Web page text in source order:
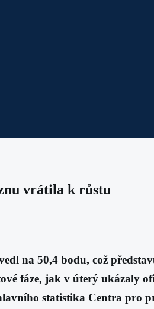
vrátila k růstu
na 50,4 bodu, což
fáze, jak v úterý ukázaly
statistika Centra pro